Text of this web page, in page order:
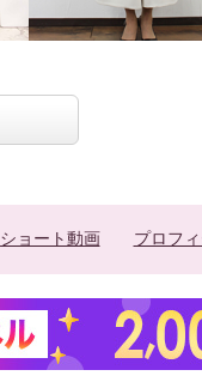
ショート動画 プロフ